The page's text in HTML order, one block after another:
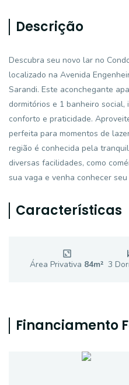
Descrição
Descubra seu novo lar no
localizado na Avenida
Sarandi. Este aconchegante
dormitórios e 1 banheiro
conforto e praticidade.
perfeita para momentos de
região é conhecida pela
diversas facilidades, como
sua vaga e venha conhecer
Características
Área Privativa 84m² 3
Financiamento